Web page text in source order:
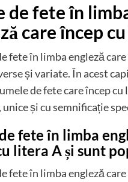
de fete în
care încep
fete în limba engleză
și variate. În acest
de fete care încep
și cu semnificație
fete în limba
litera A și sunt
fete în limba engleză